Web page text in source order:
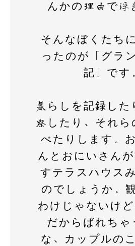
んかの理由で浮
そんなぼくたち
ったのが「グラ
記」です
暮らしを記録した
察したり、それら
べたりします。
んとおにいさんが
すテラスハウス
のでしょうか。
わけじゃないけど
だからばれちゃ
な、カップルの